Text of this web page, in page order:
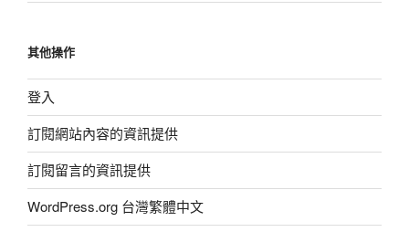
其他操作
登入
訂閱網站內容的資訊提供
訂閱留言的資訊提供
WordPress.org 台灣繁體中文